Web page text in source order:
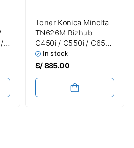
Toner Konica Minolta
TN626M Bizhub
C450i / C550i / C650i
Magenta 28,000
Paginas
In stock
S/885.00